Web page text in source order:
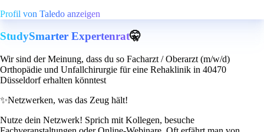
Profil von Taledo anzeigen
StudySmarter Expertenrat🤫
Wir sind der Meinung, dass du so Facharzt / Oberarzt (m/w/d)
Orthopädie und Unfallchirurgie für eine Rehaklinik in 40470
Düsseldorf erhalten könntest
✨Netzwerken, was das Zeug hält!
Nutze dein Netzwerk! Sprich mit Kollegen, besuche